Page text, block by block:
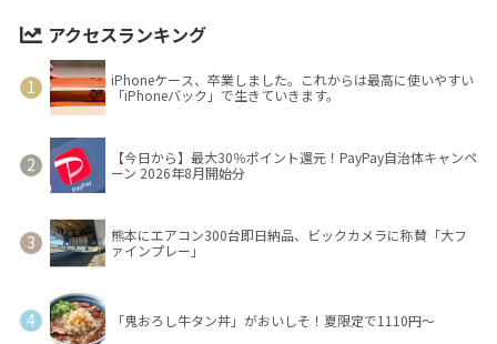
アクセスランキング
iPhoneケース、卒業しました。これからは最高に使いやすい
「iPhoneバック」で生きていきます。
【今日から】最大30％ポイント還元！PayPay自治体キャンペ
ーン 2026年8月開始分
熊本にエアコン300台即日納品、ビックカメラに称賛「大フ
ァインプレー」
「鬼おろし牛タン丼」がおいしそ！夏限定で1110円～